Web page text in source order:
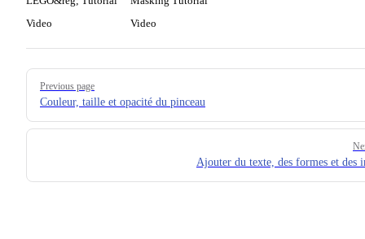
Video
Video
Pager
Previous page
Couleur, taille et opacité du pinceau
Ajouter du texte, des formes et des